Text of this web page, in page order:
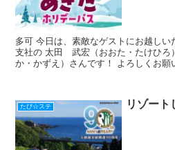
多可 今日は、素敵なゲストにお越しい
支社の 太田 武宏（おおた・たけひろ
か・かずえ）さんです！ よろしくお願
たび☆ステ リゾート